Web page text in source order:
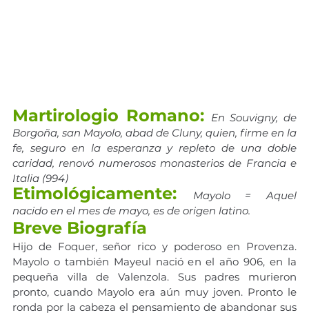
Martirologio Romano: En Souvigny, de
Borgoña, san Mayolo, abad de Cluny, quien, firme en la
fe, seguro en la esperanza y repleto de una doble
caridad, renovó numerosos monasterios de Francia e
Italia (994)
Etimológicamente:
Mayolo = Aquel
nacido en el mes de mayo, es de origen latino.
Breve Biografía
Hijo de Foquer, señor rico y poderoso en Provenza.
Mayolo o también Mayeul nació en el año 906, en la
pequeña villa de Valenzola. Sus padres murieron
pronto, cuando Mayolo era aún muy joven. Pronto le
ronda por la cabeza el pensamiento de abandonar sus